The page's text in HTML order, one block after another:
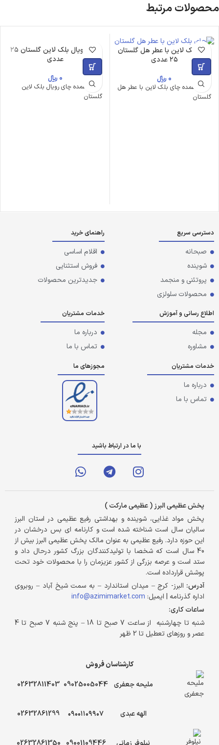
محصولات مرتبط
چای بلک لاین با عطر هل گلستان
۲۵ عددی
0 ﷼
خرید عمده چای بلک لاین با عطر هل
گلستان
چای رویال بلک لاین گلستان ۲۵
عددی
0 ﷼
خرید عمده چای رویال بلک لاین
گلستان
دسترسی سریع
صبحانه
شوینده
پروتئنی و منجمد
محصولات سلولزی
راهنمای خرید
اقلام اساسی
فروش استثنایی
جدیدترین محصولات
اطلاع رسانی و آموزش
مجله
مشاوره
خدمات مشتریان
درباره ما
تماس با ما
خدمات مشتریان
درباره ما
تماس با ما
مجوزهای ما
با ما در ارتباط باشید
پخش عظیمی البرز ( عظیمی مارکت )
پخش مواد غذایی، شوینده و بهداشتی رفیع عظیمی در استان البرز
سالیان سال است شناخته شده است و کارنامه ای بس درخشان در
این حوزه دارد. رفیع عظیمی به عنوان مالک پخش عظیمی البرز بیش از
40 سال است که شخصا با تولیدکنندگان بزرگ کشور درحال داد و
ستد است و عرصه بزرگی از کشور عزیزمان را با محصولات خود تحت
پوشش قرارداده است.
آدرس: البرز- کرج – میدان استاندارد – به سمت شیخ آباد – روبروی
اداره گذرنامه | ایمیل: info@azimimarket.com
ساعات کاری:
شنبه تا چهارشنبه از ساعت 7 صبح تا 18 – پنج شنبه 7 صبح تا 4
عصر و روزهای تعطیل تا 2 ظهر
کارشناسان فروش
ملیحه جعفری 09025005044
02632811403
الهه عبدی ۰۹۰۰۱۱۰۹۹۰۷ 02632861299